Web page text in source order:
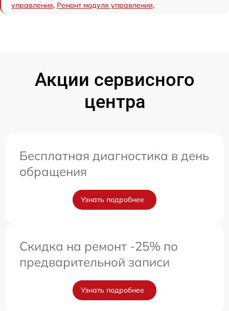
управления, Ремонт модуля управления.
Акции сервисного
центра
Бесплатная диагностика в день
обращения
Узнать подробнее
Скидка на ремонт -25% по
предварительной записи
Узнать подробнее